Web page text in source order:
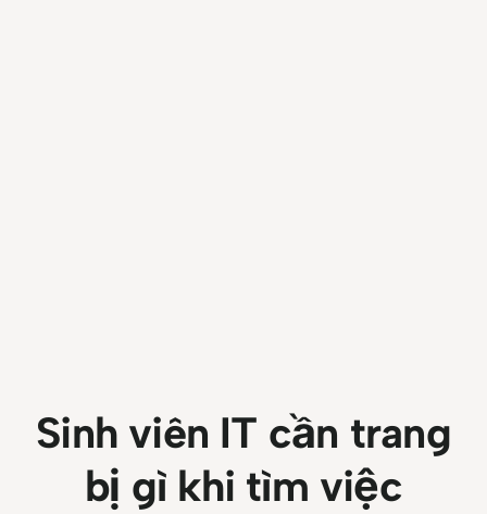
Sinh viên IT cần trang
bị gì khi tìm việc